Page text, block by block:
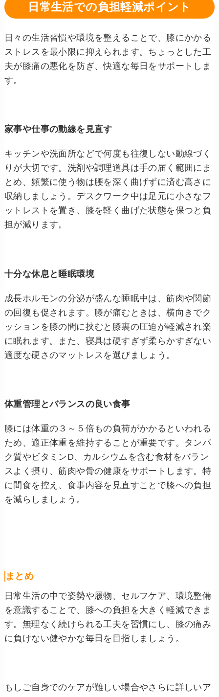
日常生活での負担軽減ポイント
日々の生活習慣や環境を整えることで、膝にかかる
ストレスを最小限に抑えられます。ちょっとした工
夫が膝痛の悪化を防ぎ、快適な毎日をサポートしま
す。
家事や仕事の動線を見直す
キッチンや洗面所などで何度も往復しない動線づく
りが大切です。洗剤や調理道具は手の届く範囲にま
とめ、頻繁に使う物は腰を深く曲げずに済む高さに
収納しましょう。デスクワーク中は足元に小さなフ
ットレストを置き、膝を軽く曲げた状態を保つと負
担が減ります。
十分な休息と睡眠環境
成長ホルモンの分泌が盛んな睡眠中は、筋肉や関節
の回復も促されます。膝が痛むときは、横向きでク
ッションを膝の間に挟むと膝裏の圧迫が軽減され楽
に眠れます。また、寝具は硬すぎず柔らかすぎない
適度な硬さのマットレスを選びましょう。
体重管理とバランスの良い食事
膝には体重の３～５倍もの負荷がかかるといわれる
ため、適正体重を維持することが重要です。タンパ
ク質やビタミンD、カルシウムを含む食材をバラン
スよく摂り、筋肉や骨の健康をサポートします。特
に間食を控え、食事内容を見直すことで膝への負担
を減らしましょう。
まとめ
日常生活の中で姿勢や履物、セルフケア、環境整備
を意識することで、膝への負担を大きく軽減できま
す。無理なく続けられる工夫を習慣にし、膝の痛み
に負けない健やかな毎日を目指しましょう。
もしご自身でのケアが難しい場合やさらに詳しいア